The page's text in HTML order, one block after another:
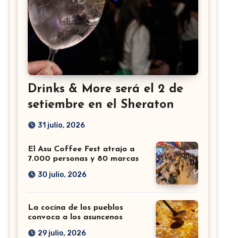
Drinks & More será el 2 de
setiembre en el Sheraton
31 julio, 2026
El Asu Coffee Fest atrajo a
7.000 personas y 80 marcas
30 julio, 2026
La cocina de los pueblos
convoca a los asuncenos
29 julio, 2026